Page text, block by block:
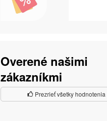
Overené našimi
zákazníkmi
Prezrieť všetky hodnotenia